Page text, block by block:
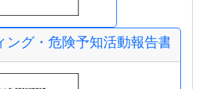
ング・危険予知活動報告書